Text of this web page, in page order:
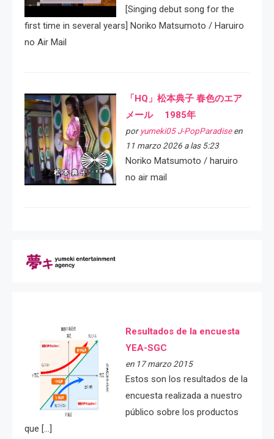
[Singing debut song for the
first time in several years] Noriko Matsumoto / Haruiro
no Air Mail
「HQ」松本典子 春色のエア
メール 1985年
por yumeki05 J-PopParadiseen
11 marzo 2026 a las 5:23
Noriko Matsumoto / haruiro
no air mail
Resultados de la encuesta
YEA-SGC
en 17 marzo 2015
Estos son los resultados de la
encuesta realizada a nuestro
público sobre los productos
que […]